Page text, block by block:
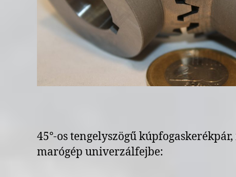
45°-os tengelyszögű
marógép univerzálfejbe: